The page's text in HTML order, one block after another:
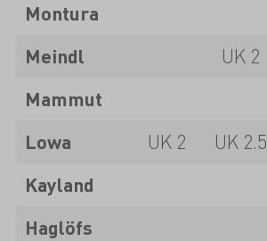
Montura
Meindl
UK 2
Mammut
Lowa
UK 2
UK 2.5
Kayland
Haglöfs